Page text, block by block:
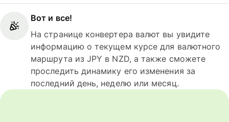
Вот и все!
На странице конвертера валют вы увидите
информацию о текущем курсе для валютного
маршрута из JPY в NZD, а также сможете
проследить динамику его изменения за
последний день, неделю или месяц.